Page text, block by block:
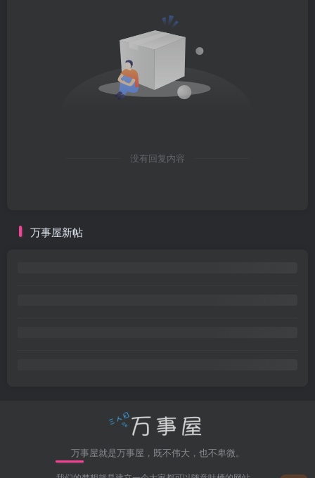
没有回复内容
万事屋新帖
万事屋就是万事屋，既不伟大，也不卑微。